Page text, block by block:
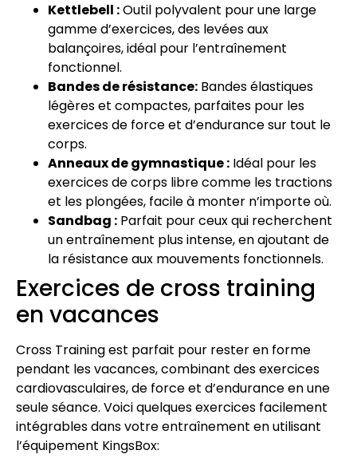
Kettlebell :Outil polyvalent pour une large
gamme d’exercices, des levées aux
balançoires, idéal pour l’entraînement
fonctionnel.
Bandes de résistance: Bandes élastiques
légères et compactes, parfaites pour les
exercices de force et d’endurance sur tout le
corps.
Anneaux de gymnastique : Idéal pour les
exercices de corps libre comme les tractions
et les plongées, facile à monter n’importe où.
Sandbag : Parfait pour ceux qui recherchent
un entraînement plus intense, en ajoutant de
la résistance aux mouvements fonctionnels.
Exercices de cross training
en vacances
Cross Training est parfait pour rester en forme
pendant les vacances, combinant des exercices
cardiovasculaires, de force et d’endurance en une
seule séance. Voici quelques exercices facilement
intégrables dans votre entraînement en utilisant
l’équipement KingsBox: